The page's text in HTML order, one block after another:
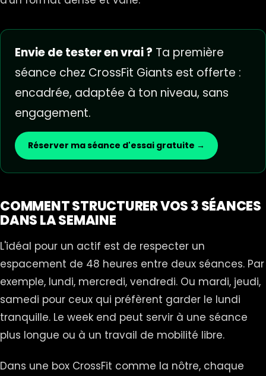
Envie de tester en vrai ? Ta première
séance chez CrossFit Giants est offerte :
encadrée, adaptée à ton niveau, sans
engagement.
Réserver ma séance d'essai gratuite →
COMMENT STRUCTURER VOS 3 SÉANCES
DANS LA SEMAINE
L'idéal pour un actif est de respecter un
espacement de 48 heures entre deux séances. Par
exemple, lundi, mercredi, vendredi. Ou mardi, jeudi,
samedi pour ceux qui préfèrent garder le lundi
tranquille. Le week end peut servir à une séance
plus longue ou à un travail de mobilité libre.
Dans une box CrossFit comme la nôtre, chaque